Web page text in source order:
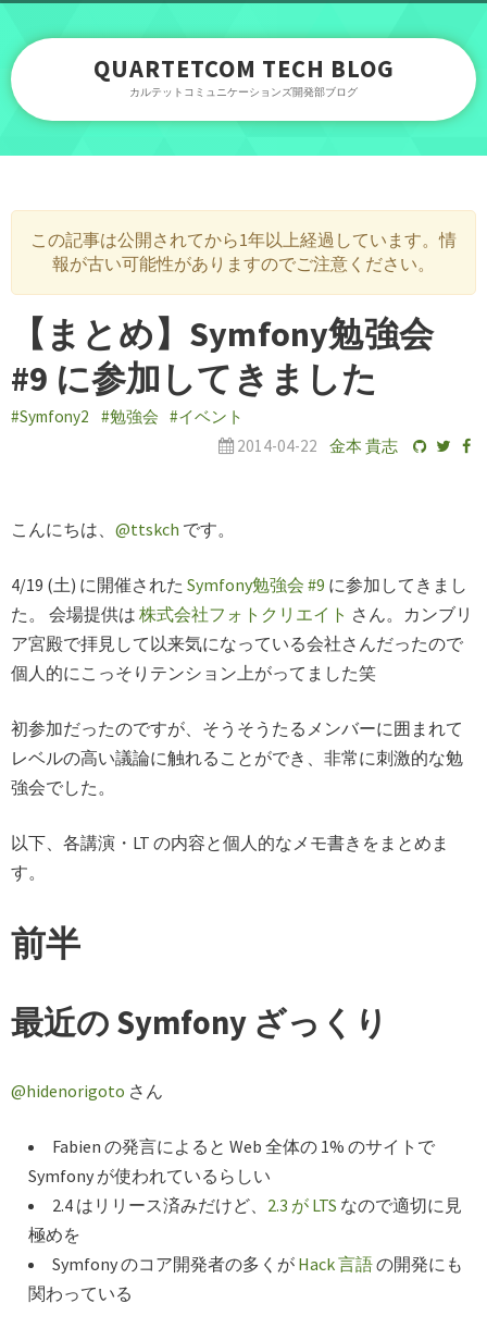
QUARTETCOM TECH BLOG
カルテットコミュニケーションズ開発部ブログ
この記事は公開されてから1年以上経過しています。情
報が古い可能性がありますのでご注意ください。
【まとめ】Symfony勉強会
#9 に参加してきました
#Symfony2 #勉強会 #イベント
2014-04-22
金本 貴志
こんにちは、 @ttskch です。
4/19 (土) に開催された Symfony勉強会 #9 に参加してきまし
た。 会場提供は 株式会社フォトクリエイト さん。カンブリ
ア宮殿で拝見して以来気になっている会社さんだったので
個人的にこっそりテンション上がってました笑
初参加だったのですが、そうそうたるメンバーに囲まれて
レベルの高い議論に触れることができ、非常に刺激的な勉
強会でした。
以下、各講演・LT の内容と個人的なメモ書きをまとめま
す。
前半
最近の Symfony ざっくり
@hidenorigoto さん
Fabien の発言によると Web 全体の 1% のサイトで
Symfony が使われているらしい
2.4 はリリース済みだけど、 2.3 が LTS なので適切に見
極めを
Symfony のコア開発者の多くが Hack 言語の開発にも
関わっている